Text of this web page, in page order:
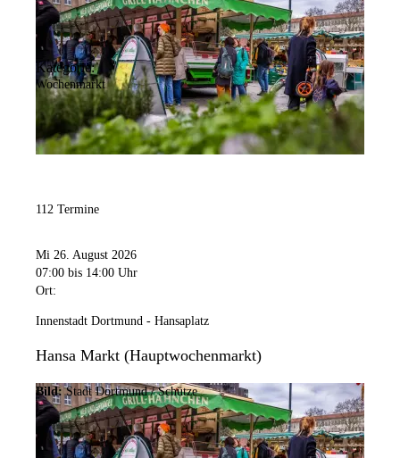
Kategorie:
Wochenmarkt
112 Termine
Mi 26. August 2026
07:00 bis 14:00 Uhr
Ort:
Innenstadt Dortmund - Hansaplatz
Hansa Markt (Hauptwochenmarkt)
Bild: Stadt Dortmund / Schütze